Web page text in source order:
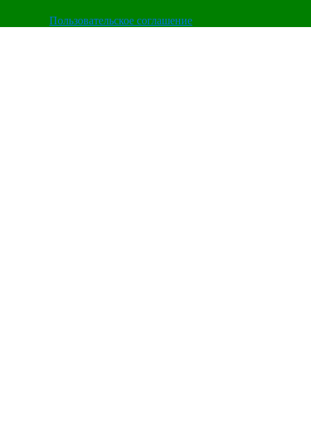
Пользовательское соглашение